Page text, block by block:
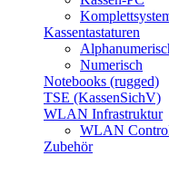
Kassentastaturen
Numerisch
Notebooks (rugged)
TSE (KassenSichV)
WLAN Infrastruktur
WLAN
Zubehör